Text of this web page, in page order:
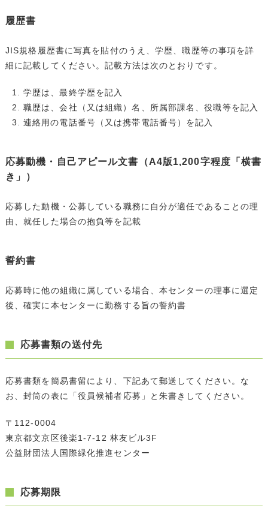
履歴書
JIS規格履歴書に写真を貼付のうえ、学歴、職歴等の事項を詳
細に記載してください。記載方法は次のとおりです。
学歴は、最終学歴を記入
職歴は、会社（又は組織）名、所属部課名、役職等を記入
連絡用の電話番号（又は携帯電話番号）を記入
応募動機・自己アピール文書（A4版1,200字程度「横書
き」）
応募した動機・公募している職務に自分が適任であることの理
由、就任した場合の抱負等を記載
誓約書
応募時に他の組織に属している場合、本センターの理事に選定
後、確実に本センターに勤務する旨の誓約書
応募書類の送付先
応募書類を簡易書留により、下記あて郵送してください。な
お、封筒の表に「役員候補者応募」と朱書きしてください。
〒112-0004
東京都文京区後楽1-7-12 林友ビル3F
公益財団法人国際緑化推進センター
応募期限